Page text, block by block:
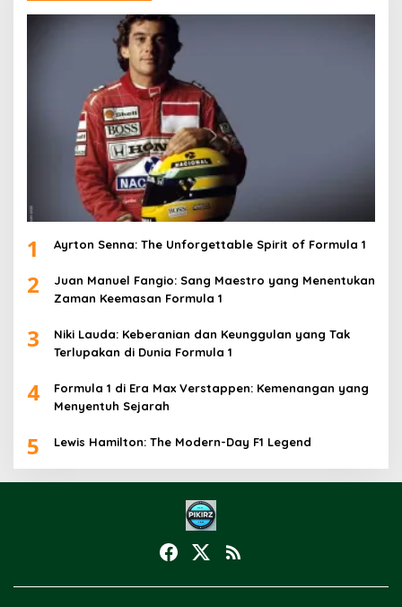
1 Ayrton Senna: The Unforgettable Spirit of Formula 1
2
Juan Manuel Fangio: Sang Maestro yang Menentukan
Zaman Keemasan Formula 1
3
Niki Lauda: Keberanian dan Keunggulan yang Tak
Terlupakan di Dunia Formula 1
4
Formula 1 di Era Max Verstappen: Kemenangan yang
Menyentuh Sejarah
5 Lewis Hamilton: The Modern-Day F1 Legend